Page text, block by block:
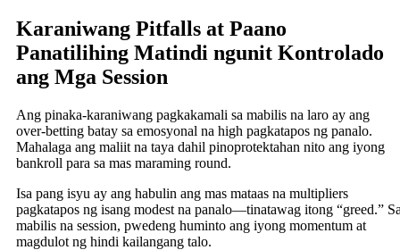
Karaniwang Pitfalls at Paano
Panatilihing Matindi ngunit Kontrolado
ang Mga Session
Ang pinaka-karaniwang pagkakamali sa mabilis na laro ay ang
over‑betting batay sa emosyonal na high pagkatapos ng panalo.
Mahalaga ang maliit na taya dahil pinoprotektahan nito ang iyong
bankroll para sa mas maraming round.
Isa pang isyu ay ang habulin ang mas mataas na multipliers
pagkatapos ng isang modest na panalo—tinatawag itong “greed.”
mabilis na session, pwedeng huminto ang iyong momentum at
magdulot ng hindi kailangang talo.